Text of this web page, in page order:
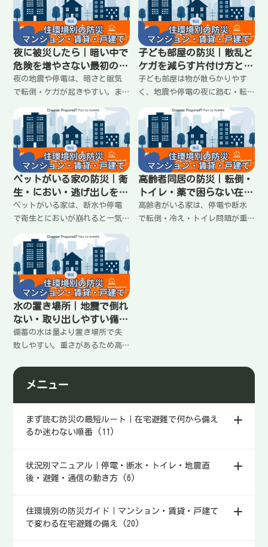
し、玄関と通路を塞がず、取り
出しやすい定位置を作ること
で、少ない備蓄でも回る形を整
える方法を紹介します。
限の連絡を確保すること。充電
の優先順位、Wi-Fiが落ちたとき
の動き、会社への連絡テンプ
レ、作業の切り替えまでわかり
やすく整理。
夜に被災したら｜暗い中で
危険を増やさない最初の動
き方
夜の地震や停電は、暗さと眠気
で転倒・ケガが起きやすい。ま
保し、家族の安全確認と火元確
認、情報確認の順番を決めるの
が大事。夜に困らないライトの
定位置や寝室の整え方もまとめ
ます。
子ども部屋の防災｜散乱と
ケガを減らす片付け方と安
全な置き方
子ども部屋は物が散らかりやす
く、地震や停電の夜に踏む・転
事なのは完璧な片付けではな
く、床を空けて、重い物を下に
置き、動線を守ること。子ども
が続けやすいルールと配置のコ
ツをわかりやすくまとめます。
ペットがいる家の防災｜衛
生・におい・逃げ出しを減
らす在宅避難の備え
ペットがいる家は、断水や停電
で衛生とにおいが崩れると一気
泄まわりの運用、いつものごは
んと水、逃げ出し防止、避難の
合図を決めておくこと。家に留
まる前提で、困りごとを減らす
備え方を整理します。
高齢者同居の防災｜転倒・
トイレ・薬で困らない在宅
避難の準備
高齢者がいる家は、停電や断水
で転倒・冷え・トイレ問題が重
水の置き場所｜地震で倒れ
ない・取り出しやすい備蓄
の置き方
備蓄の水は量より置き場所で失
敗しやすい。重さがあるため高
ぐと生活が回りにくくなる。地
震で倒れにくい置き方、分散の
ます。
メニュー
まず読む防災の最短ルート｜在宅避難で何から備え
るか迷わない順番 (11)
状況別マニュアル｜停電・断水・トイレ・地震直
後・避難・通信の動き方 (6)
住環境別の防災ガイド｜マンション・賃貸・戸建て
で変わる在宅避難の備え (20)